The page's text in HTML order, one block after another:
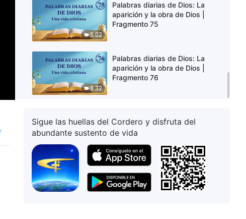
5:02
Palabras diarias de Dios: La
aparición y la obra de Dios |
Fragmento 75
8:32
Palabras diarias de Dios: La
aparición y la obra de Dios |
Fragmento 76
Sigue las huellas del Cordero y disfruta del
abundante sustento de vida